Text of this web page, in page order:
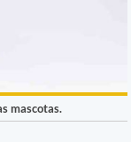
mascotas.